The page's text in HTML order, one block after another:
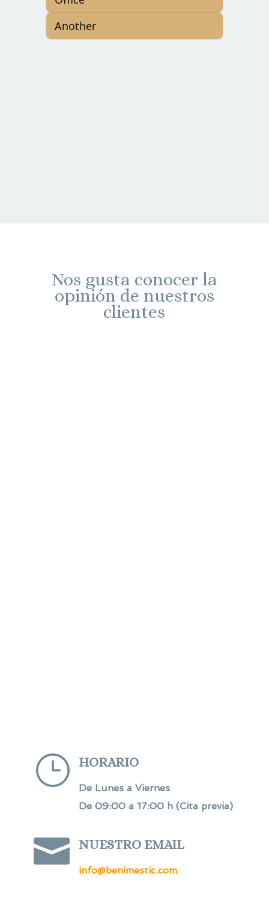
Nos gusta conocer la
opinión de nuestros
clientes
} HORARIO
De Lunes a Viernes
De 09:00 a 17:00 h (Cita previa)
 NUESTRO EMAIL
info@benimestic.com